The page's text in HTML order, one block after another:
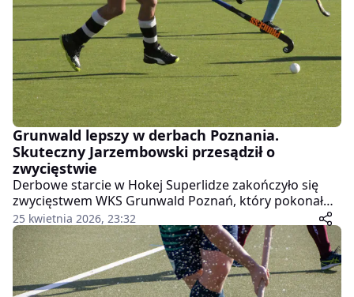
Grunwald lepszy w derbach Poznania.
Skuteczny Jarzembowski przesądził o
zwycięstwie
Derbowe starcie w Hokej Superlidze zakończyło się
zwycięstwem WKS Grunwald Poznań, który pokonał
Warta Poznań 2:0. Spotkanie miało intensywny
przebieg, a jego losy rozstrzygnęły się dzięki
skutecznej grze gospodarzy przy stałych fragmentach
gry.
25 kwietnia 2026, 23:32